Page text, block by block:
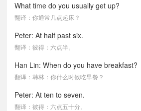
What time do you usually get up?
翻译：你通常几点起床？
Peter: At half past six.
翻译：彼得：六点半。
Han Lin: When do you have breakfast?
翻译：韩林：你什么时候吃早餐？
Peter: At ten to seven.
翻译：彼得：六点五十分。